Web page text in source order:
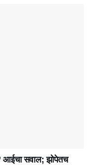
आईचा सवाल; झोपेतच